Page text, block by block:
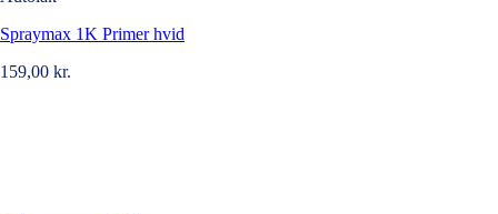
Spraymax 1K Primer hvid
159,00 kr.